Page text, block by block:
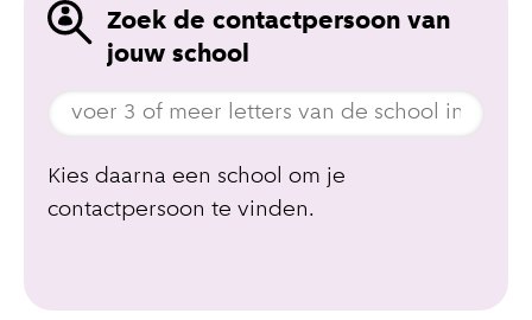
Zoek de contactpersoon van
jouw school
Kies daarna een school om je
contactpersoon te vinden.